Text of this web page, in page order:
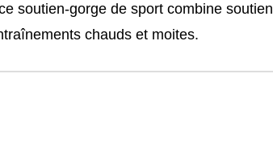
soutien-gorge de sport combine soutien
chauds et moites.